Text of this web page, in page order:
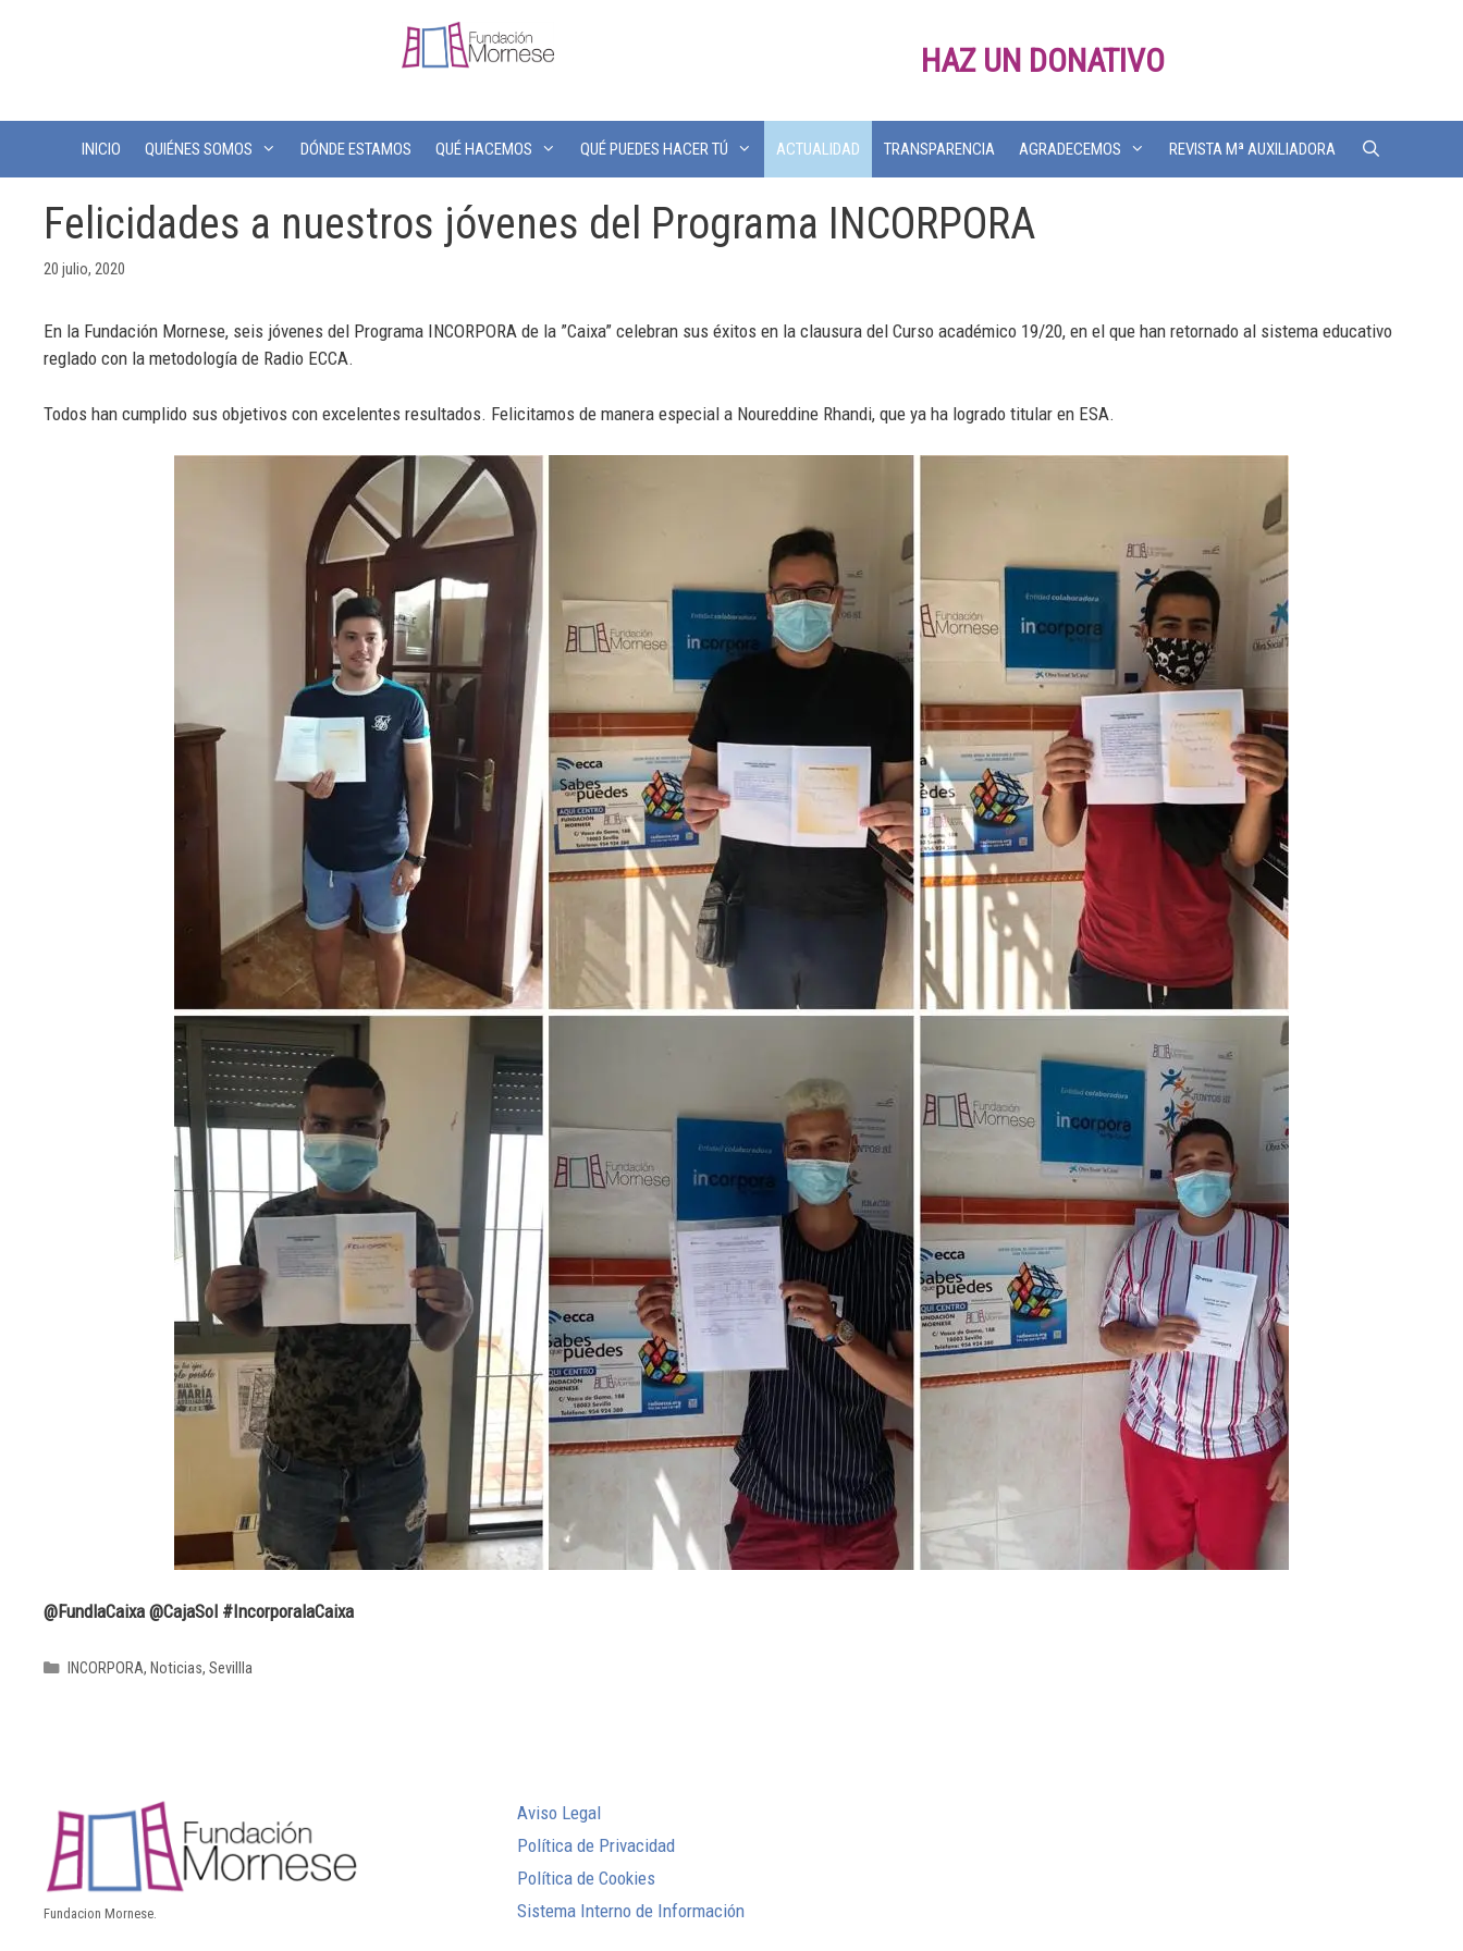
HAZ UN DONATIVO
INICIO QUIÉNES SOMOS DÓNDE ESTAMOS QUÉ HACEMOS QUÉ PUEDES HACER TÚ ACTUALIDAD TRANSPARENCIA AGRADECEMOS REVISTA Mª AUXILIADORA
Felicidades a nuestros jóvenes del Programa INCORPORA
20 julio, 2020
En la Fundación Mornese, seis jóvenes del Programa INCORPORA de la ”Caixa” celebran sus éxitos en la clausura del Curso académico 19/20, en el que han retornado al sistema educativo
reglado con la metodología de Radio ECCA.
Todos han cumplido sus objetivos con excelentes resultados. Felicitamos de manera especial a Noureddine Rhandi, que ya ha logrado titular en ESA.
@FundlaCaixa @CajaSol #IncorporalaCaixa
INCORPORA, Noticias, Sevillla
Fundacion Mornese.
Aviso Legal
Política de Privacidad
Política de Cookies
Sistema Interno de Información